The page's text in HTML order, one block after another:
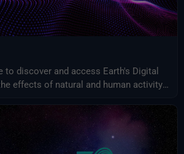
to discover and access Earth's Digital
effects of natural and human activity
related challenges.